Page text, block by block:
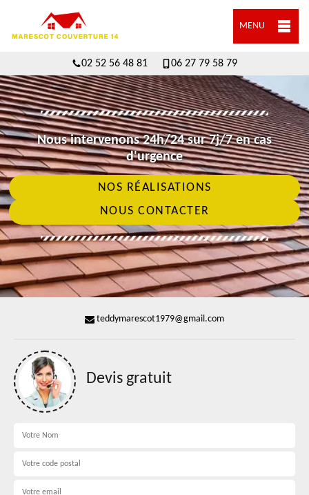
MENU
02 52 56 48 81 06 27 79 58 79
Nous intervenons 24h/24 sur 7j/7 en cas
d'urgence
NOS RÉALISATIONS
NOUS CONTACTER
teddymarescot1979@gmail.com
Devis gratuit